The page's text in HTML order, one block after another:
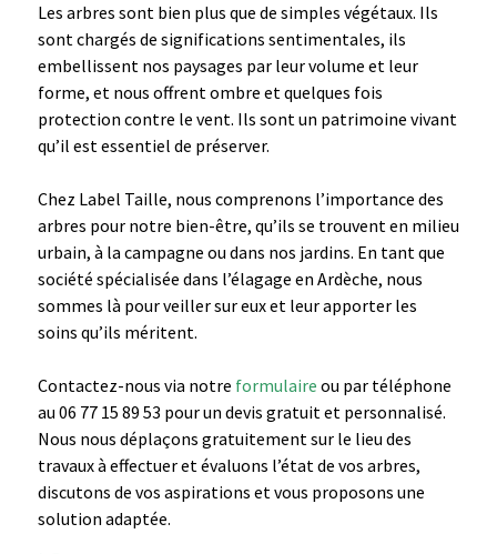
Les arbres sont bien plus que de simples végétaux. Ils
sont chargés de significations sentimentales, ils
embellissent nos paysages par leur volume et leur
forme, et nous offrent ombre et quelques fois
protection contre le vent. Ils sont un patrimoine vivant
qu’il est essentiel de préserver.
Chez Label Taille, nous comprenons l’importance des
arbres pour notre bien-être, qu’ils se trouvent en milieu
urbain, à la campagne ou dans nos jardins. En tant que
société spécialisée dans l’élagage en Ardèche, nous
sommes là pour veiller sur eux et leur apporter les
soins qu’ils méritent.
Contactez-nous via notre formulaire ou par téléphone
au 06 77 15 89 53 pour un devis gratuit et personnalisé.
Nous nous déplaçons gratuitement sur le lieu des
travaux à effectuer et évaluons l’état de vos arbres,
discutons de vos aspirations et vous proposons une
solution adaptée.